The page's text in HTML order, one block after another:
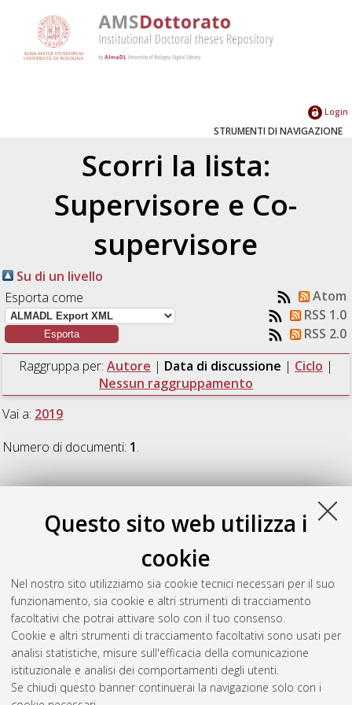
Questo sito web utilizza i
cookie
Nel nostro sito utilizziamo sia cookie tecnici necessari per il suo
funzionamento, sia cookie e altri strumenti di tracciamento
facoltativi che potrai attivare solo con il tuo consenso.
Cookie e altri strumenti di tracciamento facoltativi sono usati per
analisi statistiche, misure sull'efficacia della comunicazione
istituzionale e analisi dei comportamenti degli utenti.
Se chiudi questo banner continuerai la navigazione solo con i
Login
STRUMENTI DI NAVIGAZIONE
Scorri la lista:
Supervisore e Co-
supervisore
Su di un livello
Esporta come
Atom
RSS 1.0
RSS 2.0
Raggruppa per: Autore | Data di discussione | Ciclo |
Nessun raggruppamento
Vai a: 2019
Numero di documenti: 1.
2019
Contreras Bolton, Carlos Emilio (2019)Algorithms for
Variants of Routing Problems, [Dissertation thesis], Alma
Mater Studiorum Università di Bologna. Dottorato di ricerca in
Ingegneria biomedica, elettrica e dei sistemi, 31 Ciclo. DOI
10.6092/unibo/amsdottorato/8173.
Questa lista e' stata generata ilSun Aug 9 20:43:32 2026